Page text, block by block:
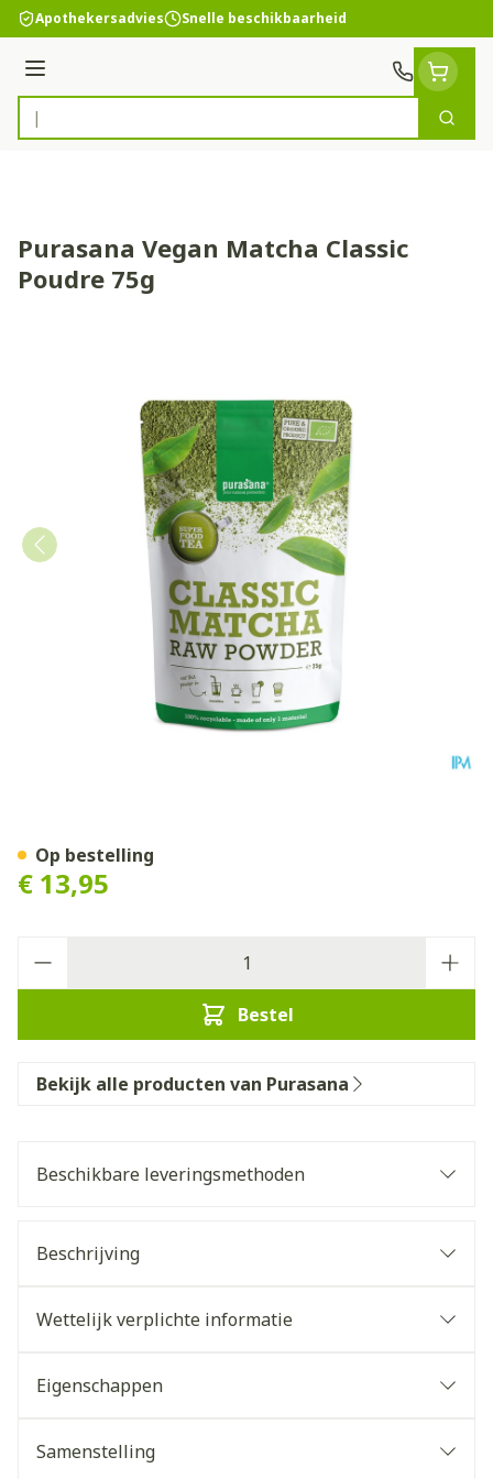
Ga naar de inhoud
Apothekersadvies Snelle beschikbaarheid
Menu
Product, merk, categorie...
Zoek
Purasana Vegan Matcha Classic
Poudre 75g
€ 13,95
Bestel
Op bestelling
Bekijk alle producten van Purasana
Beschikbare leveringsmethoden
Beschrijving
Wettelijk verplichte informatie
Eigenschappen
Samenstelling